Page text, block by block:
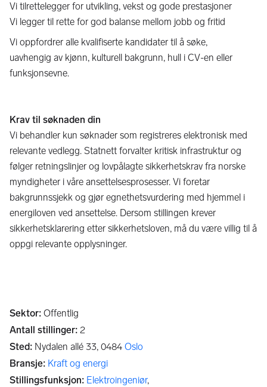
Vi tilrettelegger for utvikling, vekst og gode prestasjoner
Vi legger til rette for god balanse mellom jobb og fritid
Vi oppfordrer alle kvalifiserte kandidater til å søke,
uavhengig av kjønn, kulturell bakgrunn, hull i CV-en eller
funksjonsevne.
Krav til søknaden din
Vi behandler kun søknader som registreres elektronisk med
relevante vedlegg. Statnett forvalter kritisk infrastruktur og
følger retningslinjer og lovpålagte sikkerhetskrav fra norske
myndigheter i våre ansettelsesprosesser. Vi foretar
bakgrunnssjekk og gjør egnethetsvurdering med hjemmel i
energiloven ved ansettelse. Dersom stillingen krever
sikkerhetsklarering etter sikkerhetsloven, må du være villig til å
oppgi relevante opplysninger.
Sektor: Offentlig
Antall stillinger: 2
Sted: Nydalen allé 33, 0484 Oslo
Bransje: Kraft og energi
Stillingsfunksjon: Elektroingeniør,